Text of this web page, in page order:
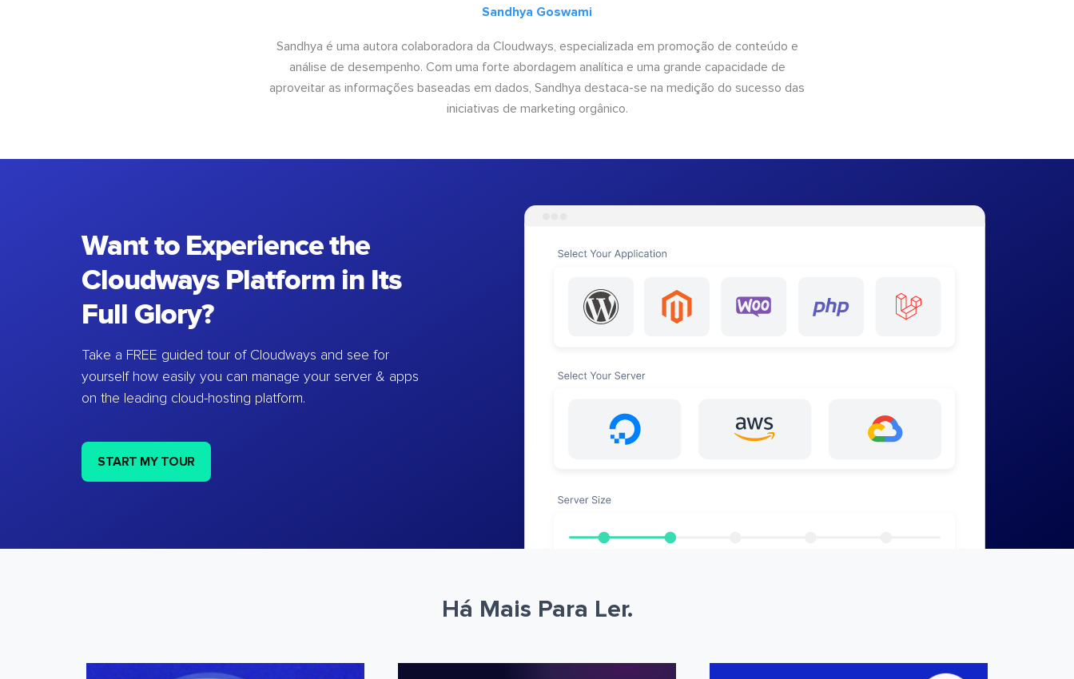
Sandhya Goswami
Sandhya é uma autora colaboradora da Cloudways, especializada em promoção de conteúdo e
análise de desempenho. Com uma forte abordagem analítica e uma grande capacidade de
aproveitar as informações baseadas em dados, Sandhya destaca-se na medição do sucesso das
iniciativas de marketing orgânico.
Want to Experience the
Cloudways Platform in Its
Full Glory?
Take a FREE guided tour of Cloudways and see for
yourself how easily you can manage your server & apps
on the leading cloud-hosting platform.
START MY TOUR
Há Mais Para Ler.